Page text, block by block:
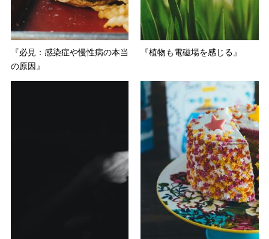
『必見：感染症や慢性病の本当
の原因』
『植物も電磁場を感じる』